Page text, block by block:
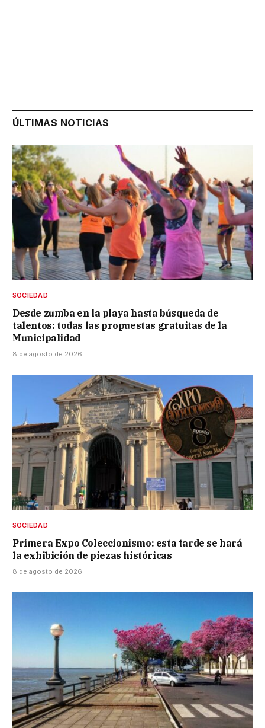
ÚLTIMAS NOTICIAS
SOCIEDAD
Desde zumba en la playa hasta búsqueda de
talentos: todas las propuestas gratuitas de la
Municipalidad
8 de agosto de 2026
SOCIEDAD
Primera Expo Coleccionismo: esta tarde se hará
la exhibición de piezas históricas
8 de agosto de 2026